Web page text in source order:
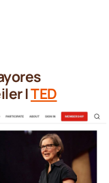
|TED